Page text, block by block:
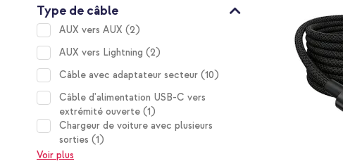
Type de câble
AUX vers AUX 2
items
AUX vers Lightning
2
items
Câble avec adaptateur secteur 10
items
Câble d'alimentation USB-C vers
extrémité ouverte 1
item
Chargeur de voiture avec plusieurs
sorties
1
item
Voir plus